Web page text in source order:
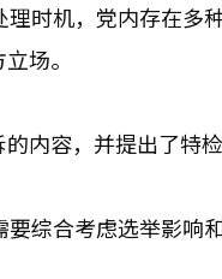
时机，党内存在多
场。
内容，并提出了特检
综合考虑选举影响